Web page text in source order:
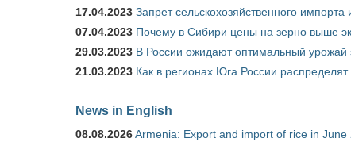
17.04.2023 Запрет сельскохозяйственного
07.04.2023 Почему в Сибири цены на зерно выше
29.03.2023 В России ожидают оптимальный урожай
21.03.2023 Как в регионах Юга России
News in English
08.08.2026Armenia: Export and import of rice in June